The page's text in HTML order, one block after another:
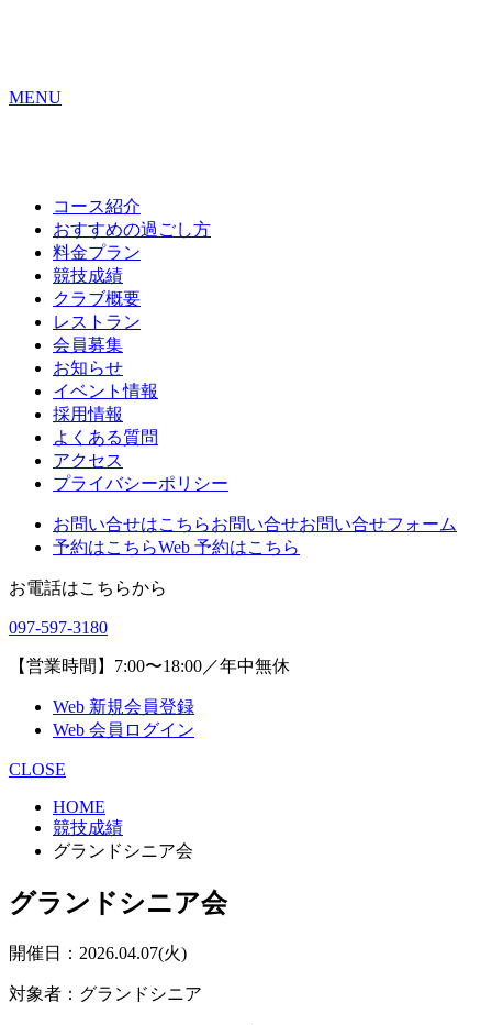
MENU
コース紹介
おすすめの過ごし方
料金プラン
競技成績
クラブ概要
レストラン
会員募集
お知らせ
イベント情報
採用情報
よくある質問
アクセス
プライバシーポリシー
お問い合せはこちらお問い合せお問い合せフォーム
予約はこちらWeb 予約はこちら
お電話はこちらから
097-597-3180
【営業時間】7:00〜18:00／年中無休
Web 新規会員登録
Web 会員ログイン
CLOSE
HOME
競技成績
グランドシニア会
グランドシニア会
開催日：2026.04.07(火)
対象者：グランドシニア